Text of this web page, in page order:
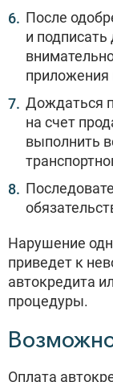
После
и
приложения
Дождаться
на счет
выполнить
Нарушение
приведет к
автокредита
процедуры.
Оплата